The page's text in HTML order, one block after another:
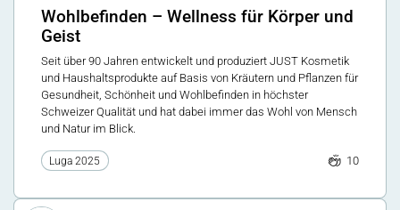
Wohlbefinden – Wellness für Körper und
Geist
Seit über 90 Jahren entwickelt und produziert JUST Kosmetik
und Haushaltsprodukte auf Basis von Kräutern und Pflanzen für
Gesundheit, Schönheit und Wohlbefinden in höchster
Schweizer Qualität und hat dabei immer das Wohl von Mensch
und Natur im Blick.
Luga 2025 10